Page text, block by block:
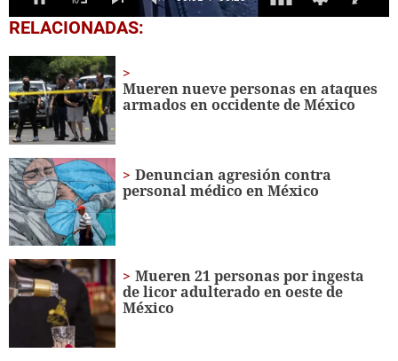
0
seconds
25
seconds
RELACIONADAS:
Mueren nueve personas en ataques
armados en occidente de México
Denuncian agresión contra
personal médico en México
Mueren 21 personas por ingesta
de licor adulterado en oeste de
México